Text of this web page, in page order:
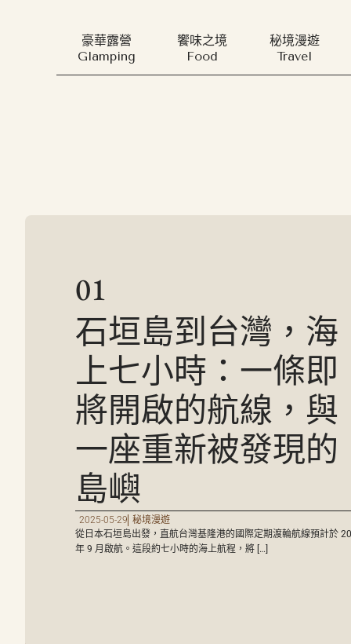
豪華露營
Glamping
饗味之境
Food
秘境漫遊
Travel
01
石垣島到台灣，海
上七小時：一條即
將開啟的航線，與
一座重新被發現的
島嶼
2025-05-29 秘境漫遊
從日本石垣島出發，直航台灣基隆港的國際定期渡輪航線預計於
年 9 月啟航。這段約七小時的海上航程，將 […]